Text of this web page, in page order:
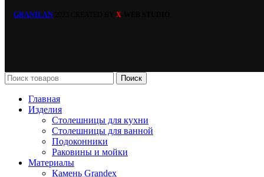
GRANILAN X
Поиск
Главная
Изделия
Столешницы для кухни
Столешницы для ванной
Подоконники
Раковины и мойки
Материалы
Камень Grandex